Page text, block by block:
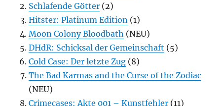
Schlafende Götter (2)
Hitster: Platinum Edition (1)
Moon Colony Bloodbath (NEU)
DHdR: Schicksal der Gemeinschaft (5)
Cold Case: Der letzte Zug (8)
The Bad Karmas and the Curse of the Zodiac
(NEU)
Crimecases: Akte 001 – Kunstfehler (11)